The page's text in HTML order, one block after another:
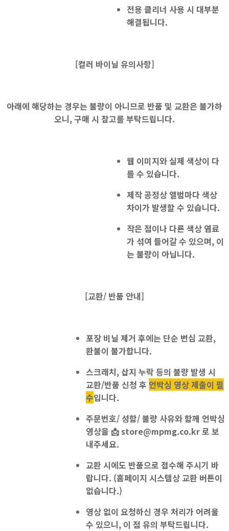
전용 클리너 사용 시 대부분
해결됩니다.
[컬러 바이닐 유의사항]
아래에 해당하는 경우는 불량이 아니므로 반품 및 교환은 불가하
오니, 구매 시 참고를 부탁드립니다.
웹 이미지와 실제 색상이 다
를 수 있습니다.
제작 공정상 앨범마다 색상
차이가 발생할 수 있습니다.
작은 점이나 다른 색상 염료
가 섞여 들어갈 수 있으며, 이
는 불량이 아닙니다.
[교환/ 반품 안내]
포장 비닐 제거 후에는 단순 변심 교환,
환불이 불가합니다.
스크래치, 삽지 누락 등의 불량 발생 시
교환/반품 신청 후 언박싱 영상 제출이 필
수입니다.
주문번호/ 성함/ 불량 사유와 함께 언박싱
영상을 📩store@mpmg.co.kr로 보
내주세요.
교환 시에도 반품으로 접수해 주시기 바
랍니다. (홈페이지 시스템상 교환 버튼이
없습니다.)
영상 없이 요청하신 경우 처리가 어려울
수 있으니, 이 점 유의 부탁드립니다.